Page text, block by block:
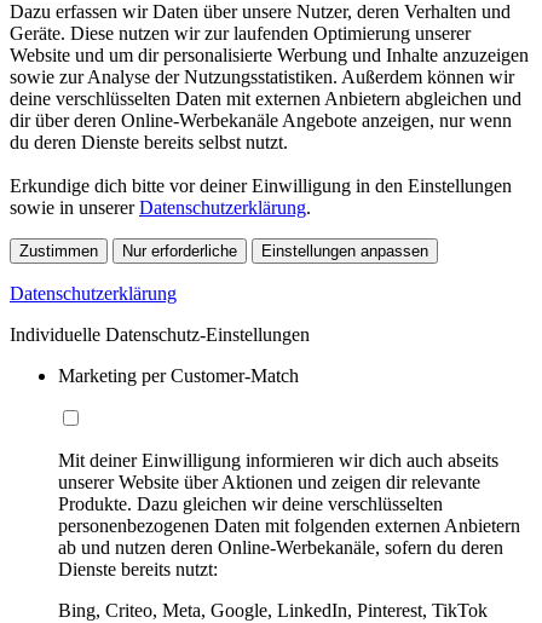
Dazu erfassen wir Daten über unsere Nutzer, deren Verhalten und
Geräte. Diese nutzen wir zur laufenden Optimierung unserer
Website und um dir personalisierte Werbung und Inhalte anzuzeigen
sowie zur Analyse der Nutzungsstatistiken. Außerdem können wir
deine verschlüsselten Daten mit externen Anbietern abgleichen und
dir über deren Online-Werbekanäle Angebote anzeigen, nur wenn
du deren Dienste bereits selbst nutzt.
Erkundige dich bitte vor deiner Einwilligung in den Einstellungen
sowie in unsererDatenschutzerklärung.
Zustimmen Nur erforderliche Einstellungen anpassen
Datenschutzerklärung
Individuelle Datenschutz-Einstellungen
Marketing per Customer-Match
Mit deiner Einwilligung informieren wir dich auch abseits
unserer Website über Aktionen und zeigen dir relevante
Produkte. Dazu gleichen wir deine verschlüsselten
personenbezogenen Daten mit folgenden externen Anbietern
ab und nutzen deren Online-Werbekanäle, sofern du deren
Dienste bereits nutzt:
Bing, Criteo, Meta, Google, LinkedIn, Pinterest, TikTok